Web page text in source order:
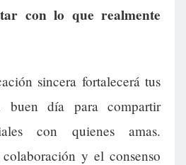
con lo que realmente
sincera fortalecerá tus
buen día para compartir
con quienes amas.
y el consenso